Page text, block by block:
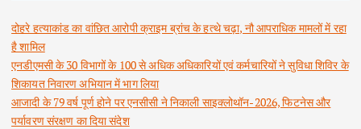
दोहरे हत्याकांड का वांछित आरोपी क्राइम ब्रांच के हत्थे चढ़ा, नौ आपराधिक मामलों में रहा
है शामिल
एनडीएमसी के 30 विभागों के 100 से अधिक अधिकारियों एवं कर्मचारियों ने सुविधा शिविर के
शिकायत निवारण अभियान में भाग लिया
आजादी के 79 वर्ष पूर्ण होने पर एनसीसी ने निकाली साइक्लोथॉन-2026, फिटनेस और
पर्यावरण संरक्षण का दिया संदेश